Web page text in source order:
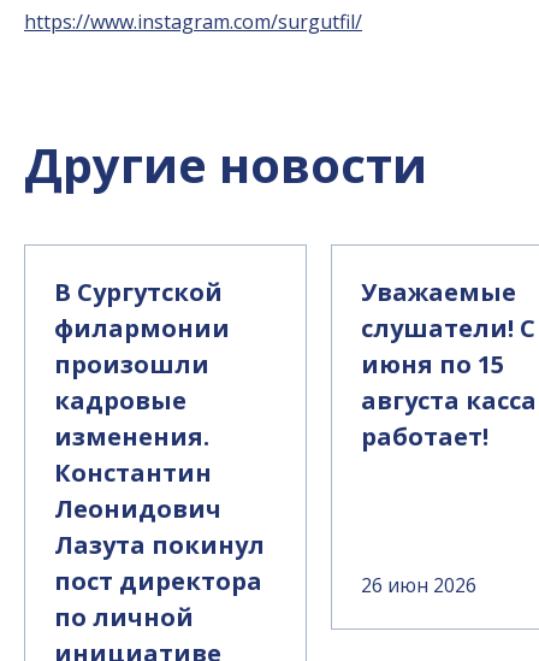
https://www.instagram.com/surgutfil/
Другие новости
В Сургутской
филармонии
произошли
кадровые
изменения.
Константин
Леонидович
Лазута покинул
пост директора
по личной
инициативе
Уважаемые
слушатели! С
июня по 15
августа
работает!
26 июн 2026